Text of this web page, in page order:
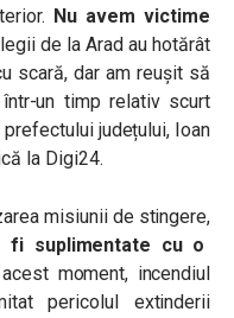
Nu avem victime
de la Arad au hotărât
scară, dar am reușit să
un timp relativ scurt
județului, Ioan
la Digi24.
misiunii de stingere,
suplimentate cu o
moment, incendiul
pericolul extinderii